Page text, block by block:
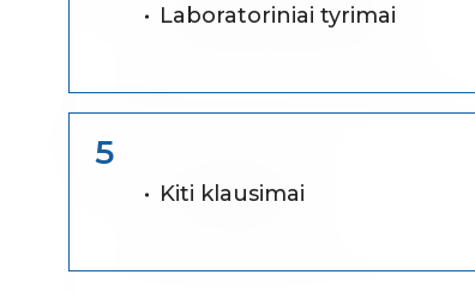
Laboratoriniai tyrimai
5
Kiti klausimai